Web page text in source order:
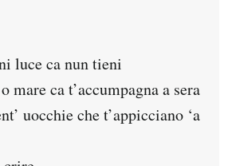
luce ca nun tieni
mare ca t’accumpagna a sera
uocchie che t’appicciano ‘a